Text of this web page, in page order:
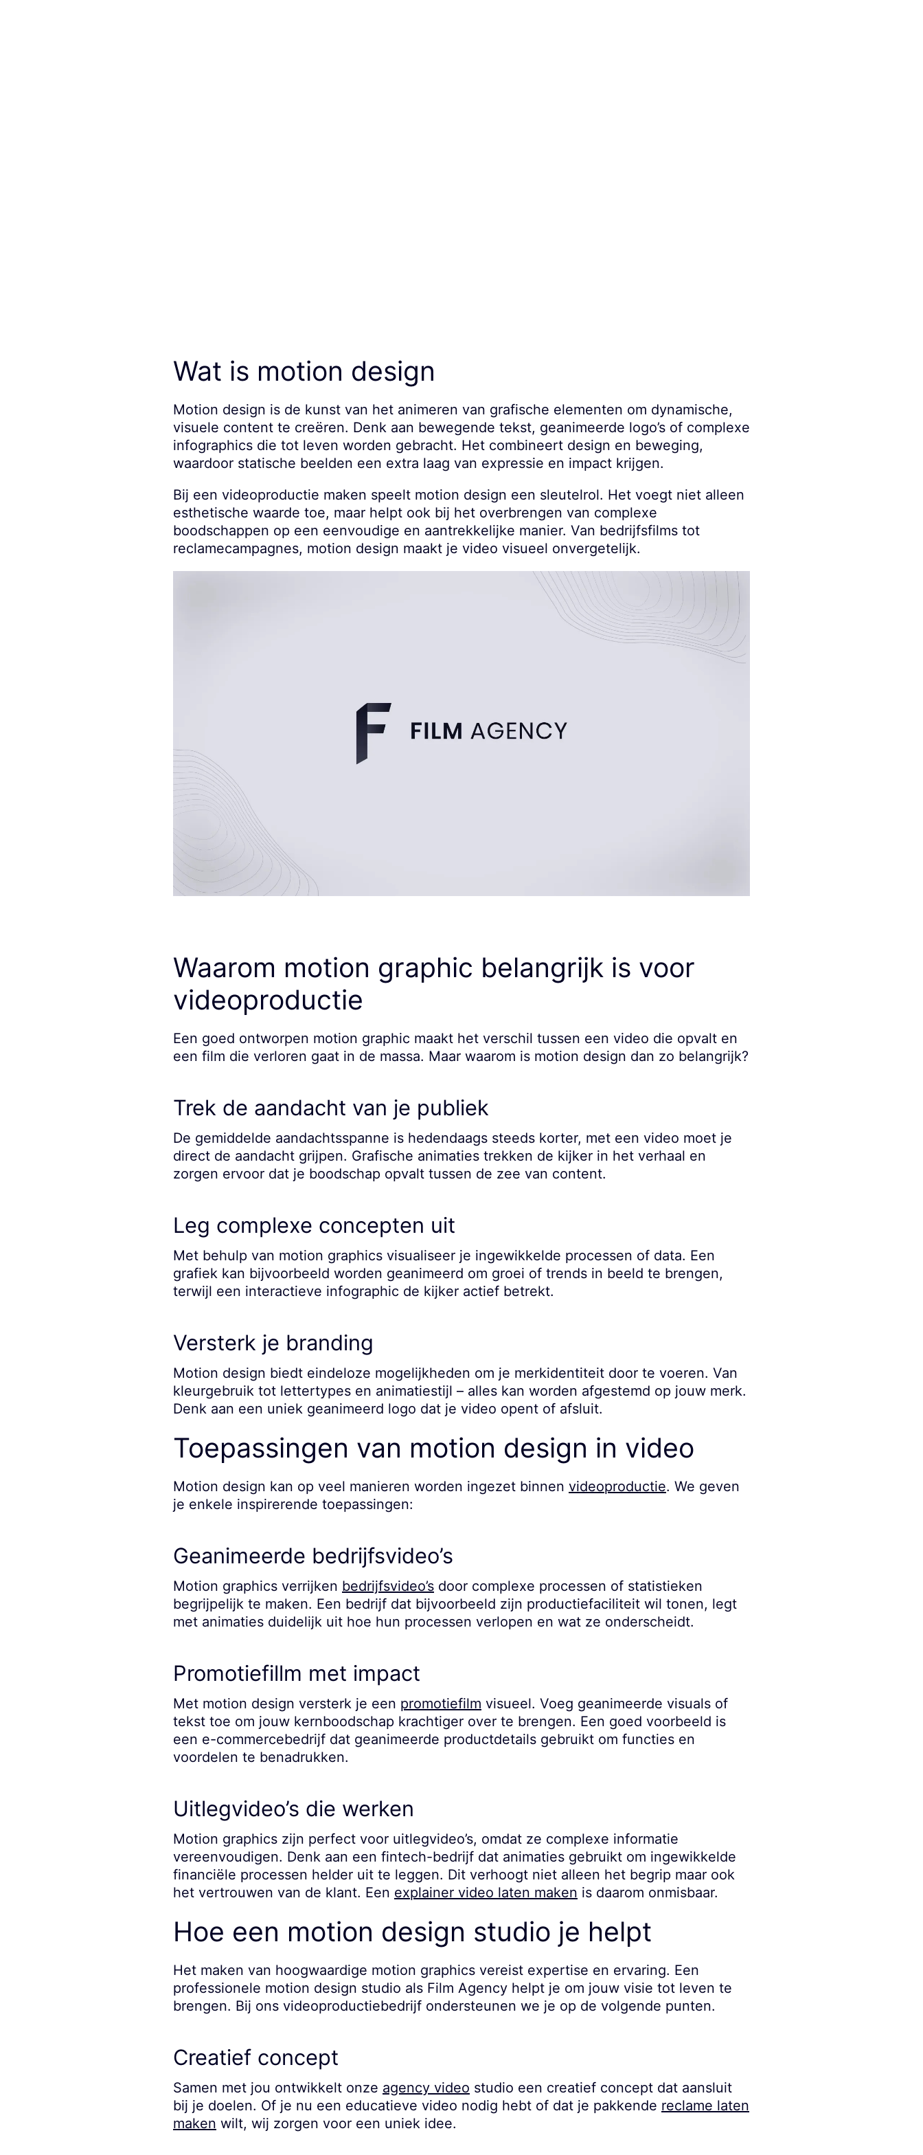
Wat is motion design
Motion design is de kunst van het animeren van grafische elementen om dynamische,
visuele content te creëren. Denk aan bewegende tekst, geanimeerde logo’s of complexe
infographics die tot leven worden gebracht. Het combineert design en beweging,
waardoor statische beelden een extra laag van expressie en impact krijgen.
Bij een videoproductie maken speelt motion design een sleutelrol. Het voegt niet alleen
esthetische waarde toe, maar helpt ook bij het overbrengen van complexe
boodschappen op een eenvoudige en aantrekkelijke manier. Van bedrijfsfilms tot
reclamecampagnes, motion design maakt je video visueel onvergetelijk.
Waarom motion graphic belangrijk is voor
videoproductie
Een goed ontworpen motion graphic maakt het verschil tussen een video die opvalt en
een film die verloren gaat in de massa. Maar waarom is motion design dan zo belangrijk?
Trek de aandacht van je publiek
De gemiddelde aandachtsspanne is hedendaags steeds korter, met een video moet je
direct de aandacht grijpen. Grafische animaties trekken de kijker in het verhaal en
zorgen ervoor dat je boodschap opvalt tussen de zee van content.
Leg complexe concepten uit
Met behulp van motion graphics visualiseer je ingewikkelde processen of data. Een
grafiek kan bijvoorbeeld worden geanimeerd om groei of trends in beeld te brengen,
terwijl een interactieve infographic de kijker actief betrekt.
Versterk je branding
Motion design biedt eindeloze mogelijkheden om je merkidentiteit door te voeren. Van
kleurgebruik tot lettertypes en animatiestijl – alles kan worden afgestemd op jouw merk.
Denk aan een uniek geanimeerd logo dat je video opent of afsluit.
Toepassingen van motion design in video
Motion design kan op veel manieren worden ingezet binnen videoproductie. We geven
je enkele inspirerende toepassingen:
Geanimeerde bedrijfsvideo’s
Motion graphics verrijken bedrijfsvideo’s door complexe processen of statistieken
begrijpelijk te maken. Een bedrijf dat bijvoorbeeld zijn productiefaciliteit wil tonen, legt
met animaties duidelijk uit hoe hun processen verlopen en wat ze onderscheidt.
Promotiefillm met impact
Met motion design versterk je een promotiefilm visueel. Voeg geanimeerde visuals of
tekst toe om jouw kernboodschap krachtiger over te brengen. Een goed voorbeeld is
een e-commercebedrijf dat geanimeerde productdetails gebruikt om functies en
voordelen te benadrukken.
Uitlegvideo’s die werken
Motion graphics zijn perfect voor uitlegvideo’s, omdat ze complexe informatie
vereenvoudigen. Denk aan een fintech-bedrijf dat animaties gebruikt om ingewikkelde
financiële processen helder uit te leggen. Dit verhoogt niet alleen het begrip maar ook
het vertrouwen van de klant. Een explainer video laten maken is daarom onmisbaar.
Hoe een motion design studio je helpt
Het maken van hoogwaardige motion graphics vereist expertise en ervaring. Een
professionele motion design studio als Film Agency helpt je om jouw visie tot leven te
brengen. Bij ons videoproductiebedrijf ondersteunen we je op de volgende punten.
Creatief concept
Samen met jou ontwikkelt onze agency video studio een creatief concept dat aansluit
bij je doelen. Of je nu een educatieve video nodig hebt of dat je pakkende reclame laten
maken wilt, wij zorgen voor een uniek idee.